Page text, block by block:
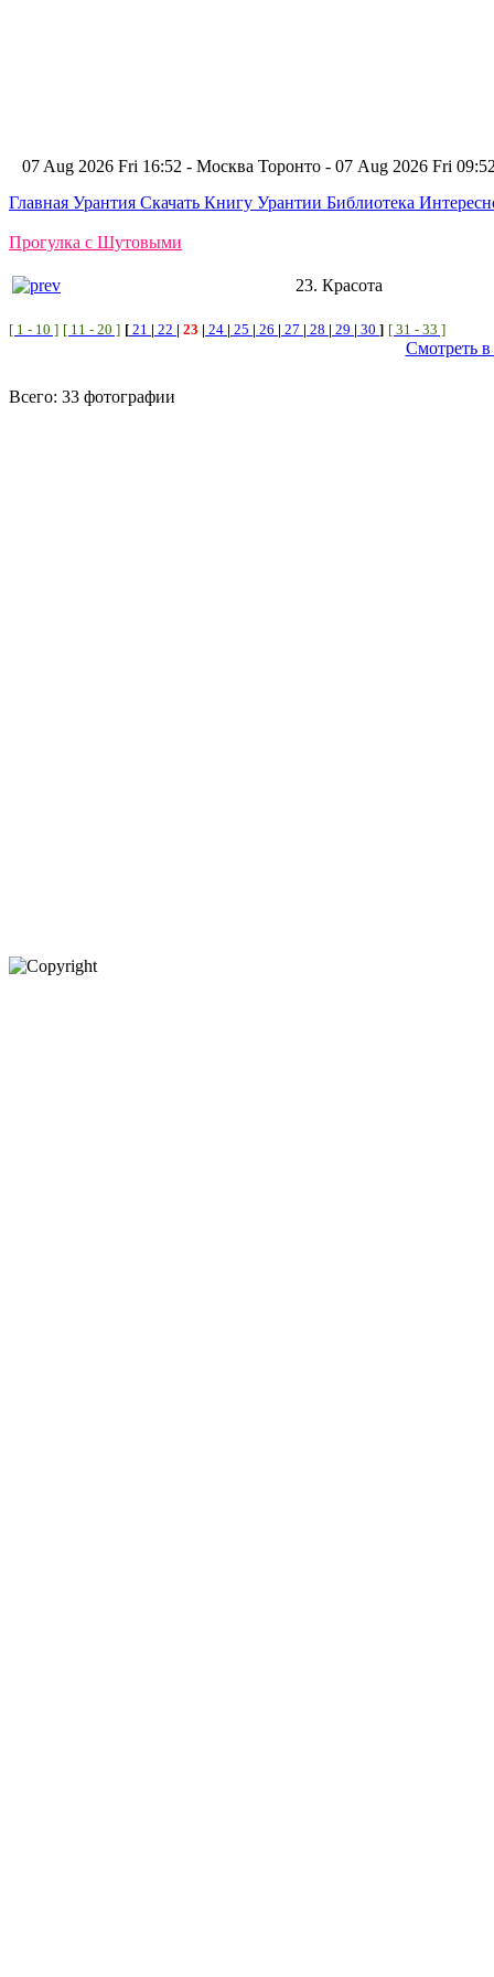
07 Aug 2026 Fri 16:52 - Москва Торонто - 07 Aug 2026 Fri
Главная Урантия Скачать Книгу Урантии Библиотека
Прогулка с Шутовыми
23. Красота
[ 1 - 10 ] [ 11 - 20 ] [ 21 | 22 | 23 | 24 | 25 | 26 | 27 | 28 | 29 | 30 ] [ 31 - 33 ]
Смотреть
Всего: 33 фотографии